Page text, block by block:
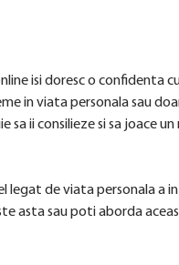
isi doresc o confidenta
in viata personala sau
ii consilieze si sa joace un
legat de viata personala a
asta sau poti aborda